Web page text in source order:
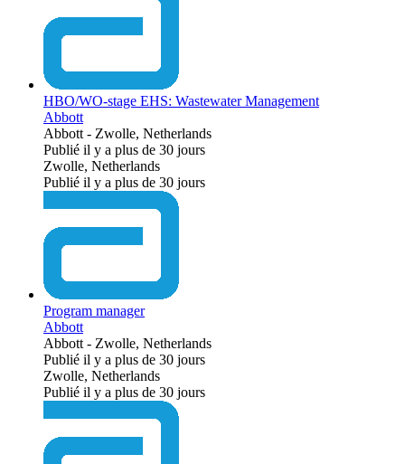
HBO/WO-stage EHS: Wastewater Management
Abbott
Abbott - Zwolle, Netherlands
Publié il y a plus de 30 jours
Zwolle, Netherlands
Publié il y a plus de 30 jours
Program manager
Abbott
Abbott - Zwolle, Netherlands
Publié il y a plus de 30 jours
Zwolle, Netherlands
Publié il y a plus de 30 jours